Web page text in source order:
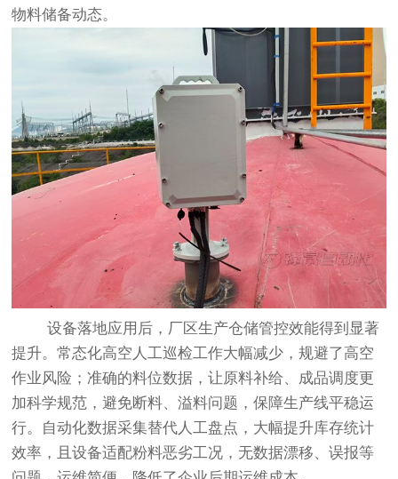
物料储备动态。
设备落地应用后，厂区生产仓储管控效能得到显著
提升。常态化高空人工巡检工作大幅减少，规避了高空
作业风险；准确的料位数据，让原料补给、成品调度更
加科学规范，避免断料、溢料问题，保障生产线平稳运
行。自动化数据采集替代人工盘点，大幅提升库存统计
效率，且设备适配粉料恶劣工况，无数据漂移、误报等